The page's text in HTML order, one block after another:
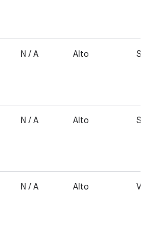
N / A Alto
N / A Alto
N / A Alto